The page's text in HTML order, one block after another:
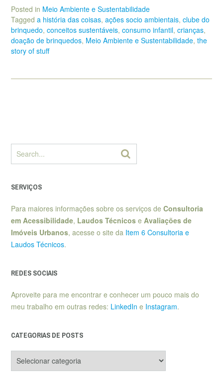
Posted in Meio Ambiente e Sustentabilidade
Tagged a história das coisas, ações socio ambientais, clube do
brinquedo, conceitos sustentáveis, consumo infantil, crianças,
doação de brinquedos, Meio Ambiente e Sustentabilidade, the
story of stuff
SERVIÇOS
Para maiores informações sobre os serviços de Consultoria
em Acessibilidade, Laudos Técnicos e Avaliações de
Imóveis Urbanos, acesse o site da Item 6 Consultoria e
Laudos Técnicos.
REDES SOCIAIS
Aproveite para me encontrar e conhecer um pouco mais do
meu trabalho em outras redes: LinkedIn e Instagram.
CATEGORIAS DE POSTS
de